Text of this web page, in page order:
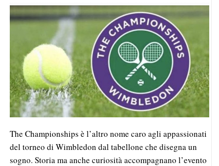
The Championships è l’altro nome caro agli appassionati
del torneo di Wimbledon dal tabellone che disegna un
sogno. Storia ma anche curiosità accompagnano l’evento